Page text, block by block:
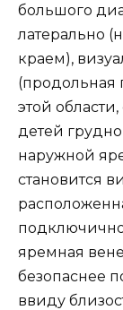
большого
латерально
краем),
(продольная
этой
детей
наружной
становится
яремная
безопаснее
ввиду